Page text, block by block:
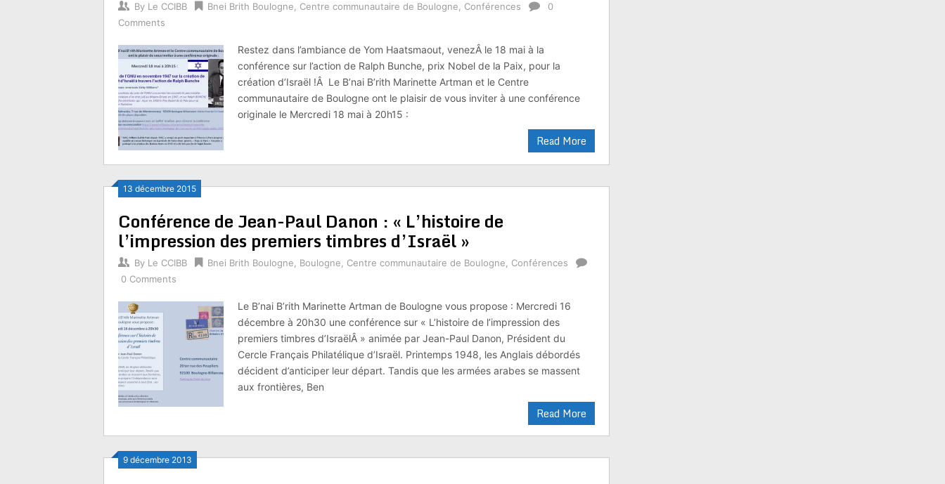
By Le CCIBB Bnei Brith Boulogne Centre communautaire de Boulogne Conférences
0
Comments
Restez dans l’ambiance de Yom Haatsmaout, venezÂ le 18 mai à la
conférence sur l’action de Ralph Bunche, prix Nobel de la Paix, pour la
création d’Israël !Â Le B’nai B’rith Marinette Artman et le Centre
communautaire de Boulogne ont le plaisir de vous inviter à une conférence
originale le Mercredi 18 mai à 20h15 :
Read More
13 décembre 2015
Conférence de Jean-Paul Danon : « L’histoire de
l’impression des premiers timbres d’Israël »
By Le CCIBB Bnei Brith Boulogne Boulogne Centre communautaire de Boulogne
Conférences
0 Comments
Le B’nai B’rith Marinette Artman de Boulogne vous propose : Mercredi 16
décembre à 20h30 une conférence sur « L’histoire de l’impression des
premiers timbres d’IsraëlÂ » animée par Jean-Paul Danon, Président du
Cercle Français Philatélique d’Israël. Printemps 1948, les Anglais débordés
décident d’anticiper leur départ. Tandis que les armées arabes se massent
aux frontières, Ben
Read More
9 décembre 2013